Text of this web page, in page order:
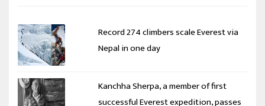
Record 274 climbers scale Everest via
Nepal in one day
Kanchha Sherpa, a member of first
successful Everest expedition, passes